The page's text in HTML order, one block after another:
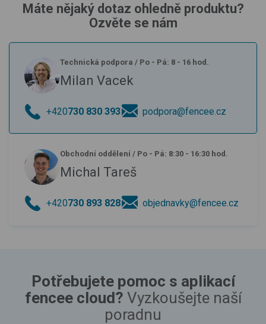
Máte nějaký dotaz ohledně produktu?
Ozvěte se nám
Technická podpora / Po - Pá: 8 - 16 hod.
Milan Vacek
+420730 830 393 podpora@fencee.cz
Obchodní oddělení / Po - Pá: 8:30 - 16:30 hod.
Michal Tareš
+420730 893 828 objednavky@fencee.cz
Potřebujete pomoc s aplikací
fencee cloud? Vyzkoušejte naší
poradnu